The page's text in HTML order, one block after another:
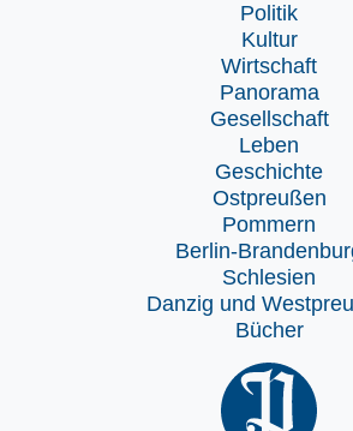
Politik
Kultur
Wirtschaft
Panorama
Gesellschaft
Leben
Geschichte
Ostpreußen
Pommern
Berlin-
Schlesien
Danzig und
Bücher